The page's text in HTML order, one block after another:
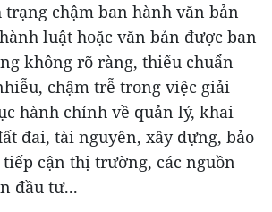
chậm ban hành văn bản
luật hoặc văn bản được ban
không rõ ràng, thiếu chuẩn
chậm trễ trong việc giải
hành chính về quản lý, khai
đai, tài nguyên, xây dựng, bảo
cận thị trường, các nguồn
đầu tư...